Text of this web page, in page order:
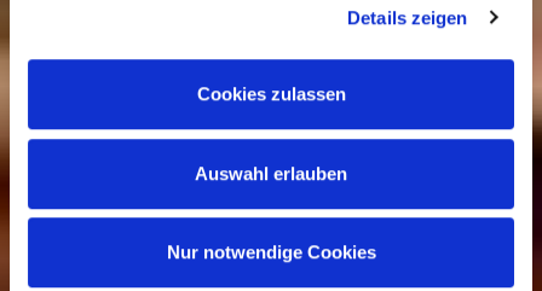
sich nach Ihrer Auswahl der Kategorien des
Richtlinie
aufrufen. Sie können Ihre Einwilligung jederzeit
widerrufen, ohne dass hiervon die Zulässigkeit der
vorherigen Datenverarbeitung berührt wird.
Details zeigen
Cookies zulassen
Auswahl erlauben
Nur notwendige Cookies